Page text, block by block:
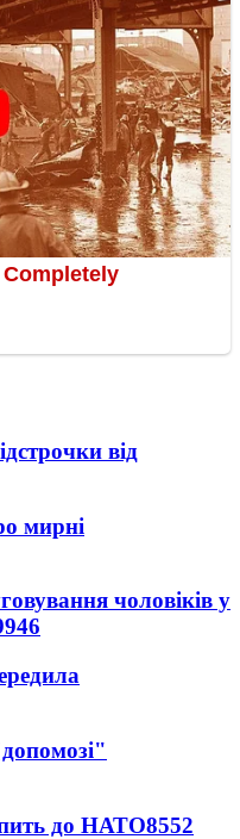
від
мирні
чоловіків у
до НАТО8552